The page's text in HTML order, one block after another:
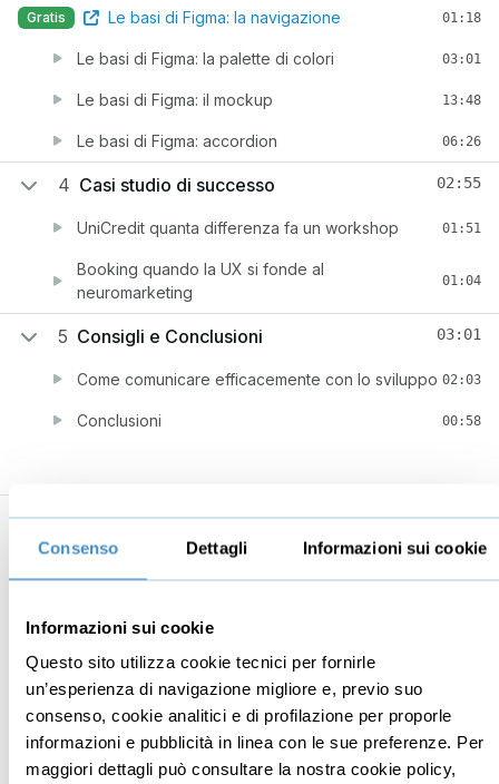
Consenso Dettagli Informazioni sui cookie
Informazioni sui cookie
Questo sito utilizza cookie tecnici per fornirle
un’esperienza di navigazione migliore e, previo suo
consenso, cookie analitici e di profilazione per proporle
informazioni e pubblicità in linea con le sue preferenze. Per
maggiori dettagli può consultare la nostra cookie policy,
Gratis Le basi di Figma: la navigazione 01:18
Le basi di Figma: la palette di colori 03:01
Le basi di Figma: il mockup 13:48
Le basi di Figma: accordion 06:26
4 Casi studio di successo 02:55
UniCredit quanta differenza fa un workshop 01:51
Booking quando la UX si fonde al
neuromarketing
01:04
5 Consigli e Conclusioni 03:01
Come comunicare efficacemente con lo sviluppo 02:03
Conclusioni 00:58
Business
Imprenditoria
Risorse Umane
Vendita
Branding
Leadership
Digital marketing
E-commerce
Google
Data analyst